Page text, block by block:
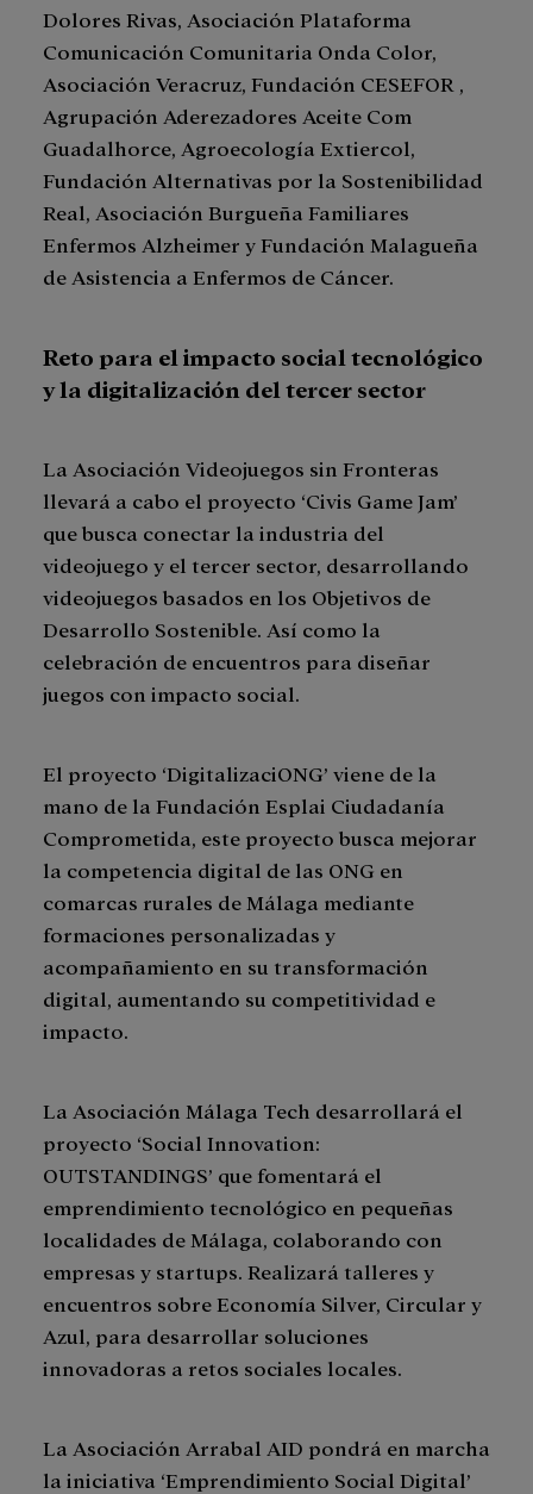
Dolores Rivas, Asociación Plataforma
Comunicación Comunitaria Onda Color,
Asociación Veracruz, Fundación CESEFOR ,
Agrupación Aderezadores Aceite Com
Guadalhorce, Agroecología Extiercol,
Fundación Alternativas por la Sostenibilidad
Real, Asociación Burgueña Familiares
Enfermos Alzheimer y Fundación Malagueña
de Asistencia a Enfermos de Cáncer.
Reto para el impacto social tecnológico
y la digitalización del tercer sector
La Asociación Videojuegos sin Fronteras
llevará a cabo el proyecto ‘Civis Game Jam’
que busca conectar la industria del
videojuego y el tercer sector, desarrollando
videojuegos basados en los Objetivos de
Desarrollo Sostenible. Así como la
celebración de encuentros para diseñar
juegos con impacto social.
El proyecto ‘DigitalizaciONG’ viene de la
mano de la Fundación Esplai Ciudadanía
Comprometida, este proyecto busca mejorar
la competencia digital de las ONG en
comarcas rurales de Málaga mediante
formaciones personalizadas y
acompañamiento en su transformación
digital, aumentando su competitividad e
impacto.
La Asociación Málaga Tech desarrollará el
proyecto ‘Social Innovation:
OUTSTANDINGS’ que fomentará el
emprendimiento tecnológico en pequeñas
localidades de Málaga, colaborando con
empresas y startups. Realizará talleres y
encuentros sobre Economía Silver, Circular y
Azul, para desarrollar soluciones
innovadoras a retos sociales locales.
La Asociación Arrabal AID pondrá en marcha
la iniciativa ‘Emprendimiento Social Digital’